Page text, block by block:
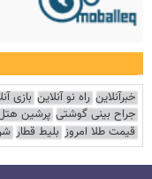
خبرآنلاین راه نو آنلاین بازی
جراح بینی گوشتی پرشین
قیمت طلا امروز بلیط قطار